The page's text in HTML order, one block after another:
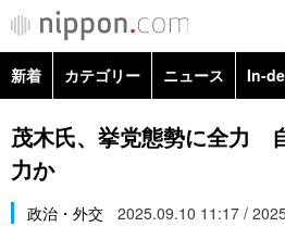
カテゴリー
新着 カテゴリー ニュース In-
政治・外交
経済・ビジネス
茂木氏、挙党態勢に全力
力か
政治・外交 2025.09.10 11:17 /